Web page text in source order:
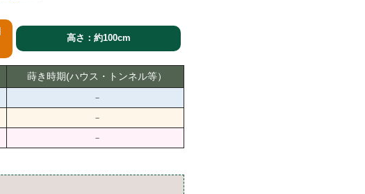
高さ：約100cm
蒔き時期(ハウス・トンネル等）
－
－
－